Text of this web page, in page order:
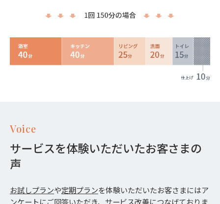
Voice
サービスを体験いただいたお客さまの
声
お試しプランや定期プランを体験いただいたお客さまにはア
ンケートにご回答いただき、サービス改善につなげておりま